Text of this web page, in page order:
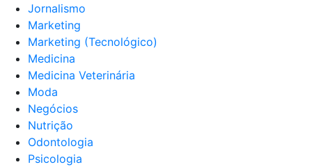
Jornalismo
Marketing
Marketing (Tecnológico)
Medicina
Medicina Veterinária
Moda
Negócios
Nutrição
Odontologia
Psicologia